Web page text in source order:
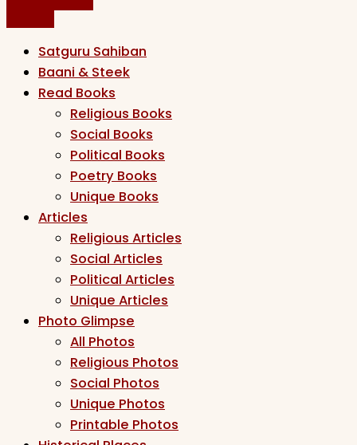
Satguru Sahiban
Baani & Steek
Read Books
Religious Books
Social Books
Political Books
Poetry Books
Unique Books
Articles
Religious Articles
Social Articles
Political Articles
Unique Articles
Photo Glimpse
All Photos
Religious Photos
Social Photos
Unique Photos
Printable Photos